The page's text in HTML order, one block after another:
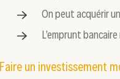
On peut acquérir
L’emprunt
Faire un investissement